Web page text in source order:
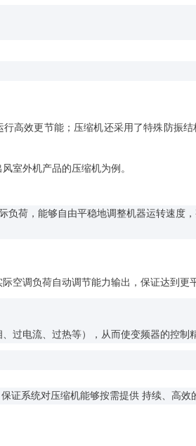
高效更节能；压缩机还采用了特殊防振
室外机产品的压缩机为例。
荷，能够自由平稳地调整机器运转速度
调负荷自动调节能力输出，保证达到更
过电流、过热等），从而使变频器的控制
证系统对压缩机能够按需提供 持续、高